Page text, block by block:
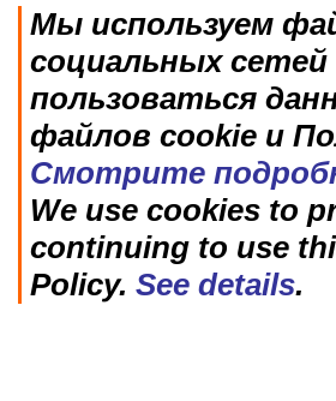
Мы используем
социальных
пользоваться
файлов cookie и
Смотрите
We use cookies to
continuing to use
Policy. See details.